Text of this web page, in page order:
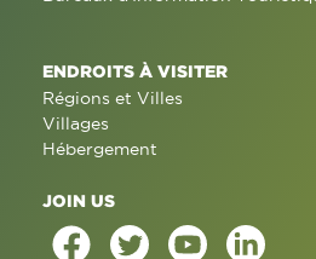
ENDROITS À VISITER
Régions et Villes
Villages
Hébergement
JOIN US